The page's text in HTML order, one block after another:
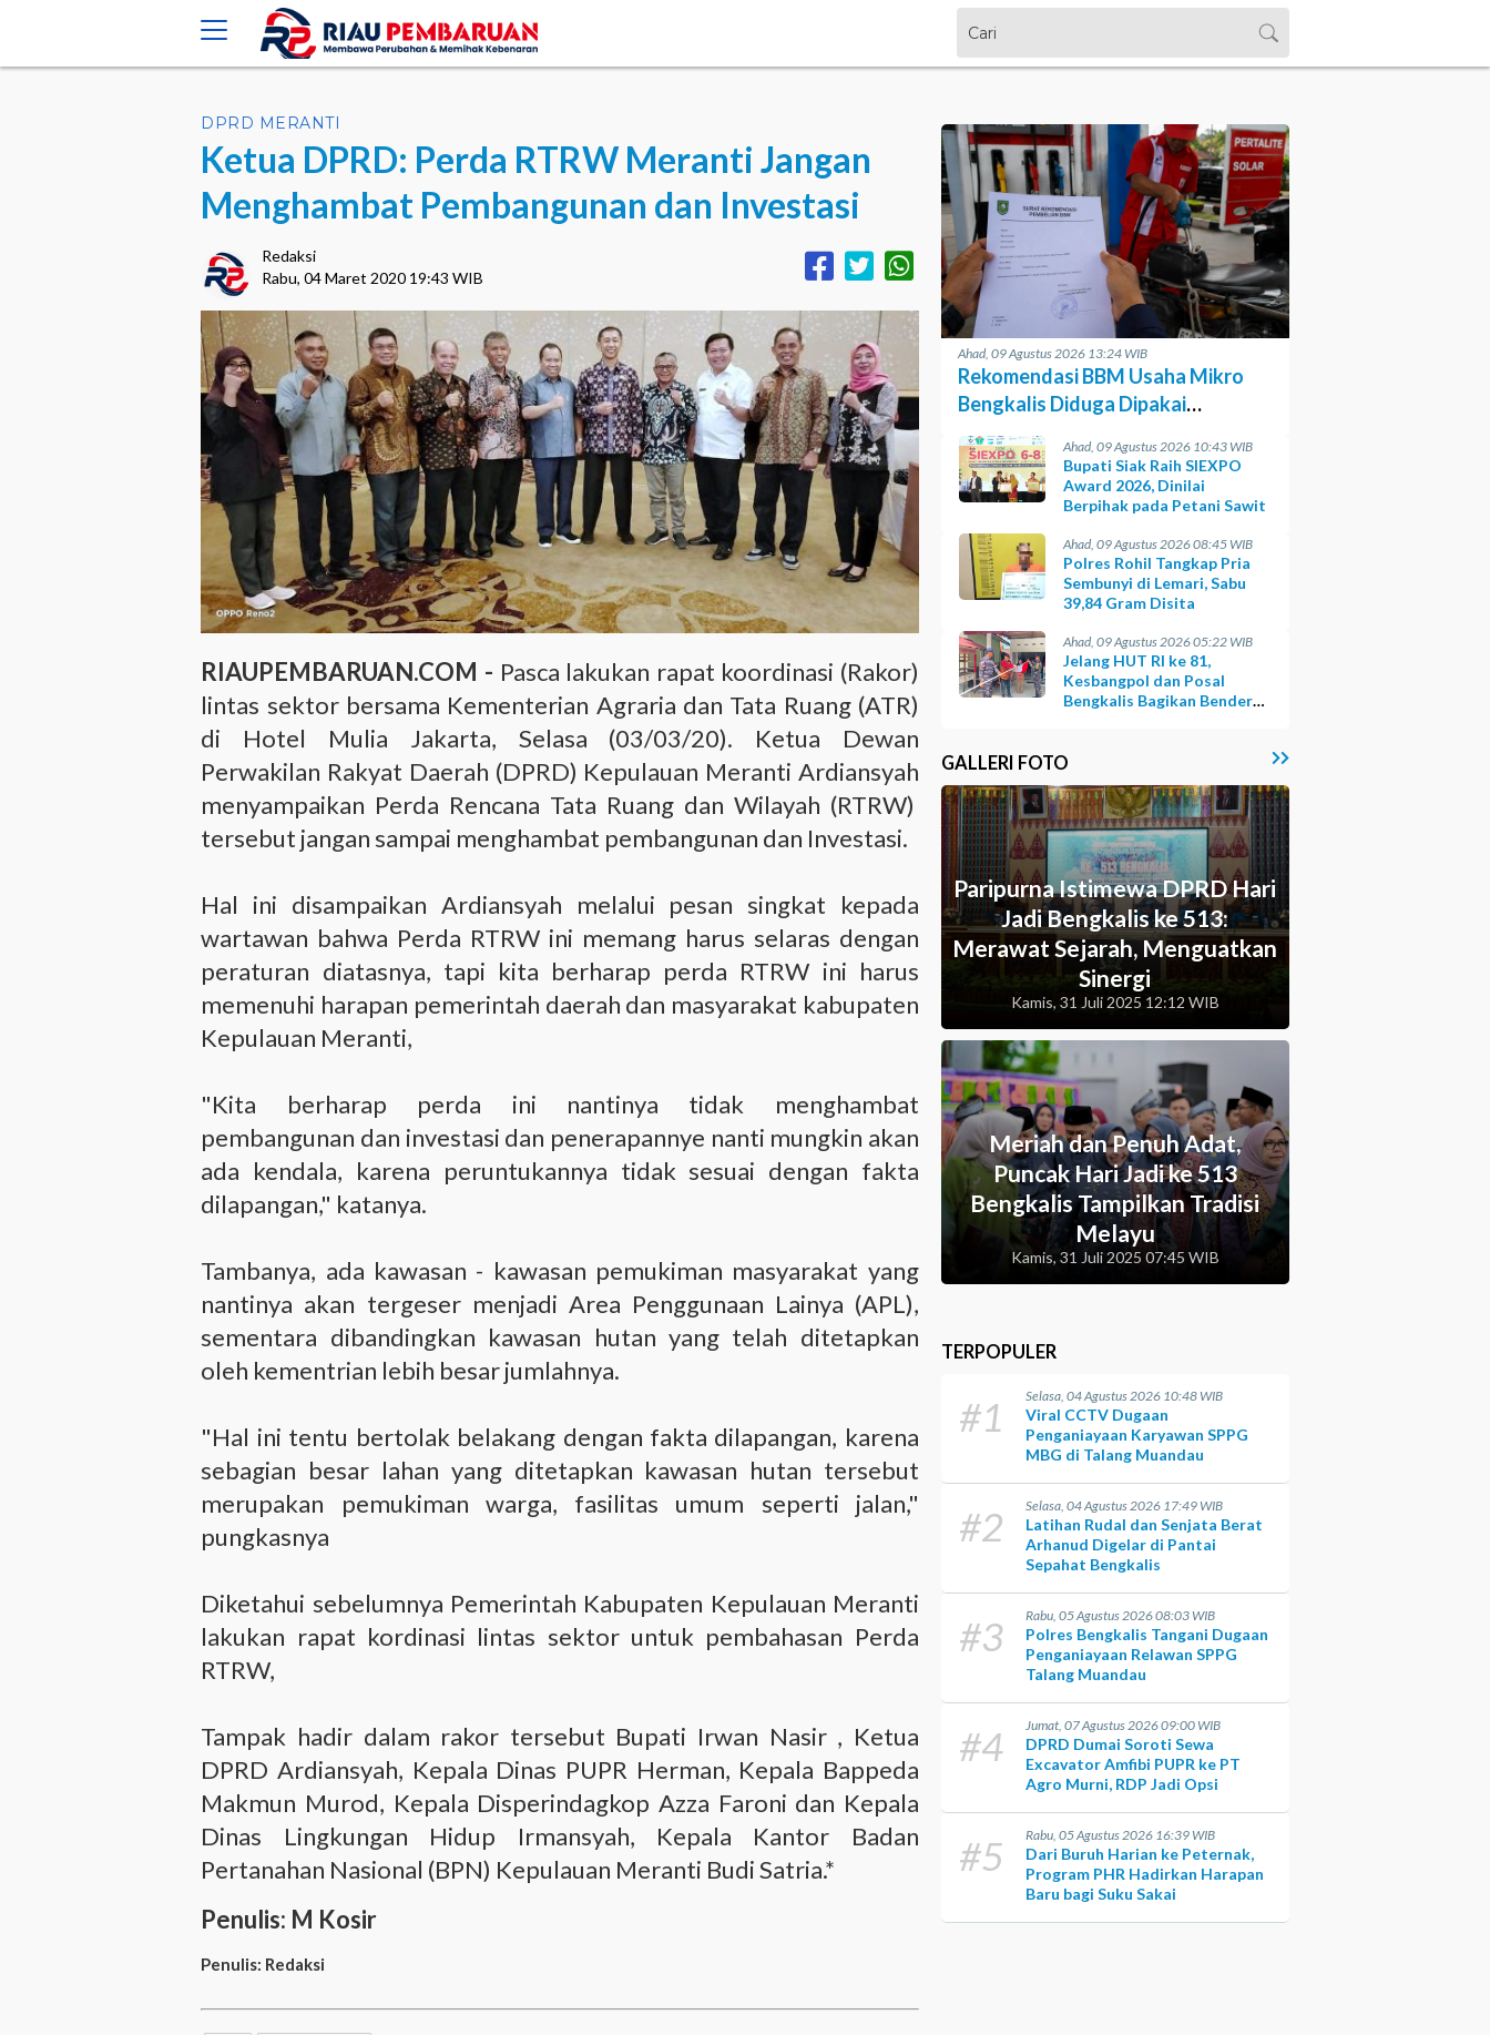
DPRD MERANTI
Ketua DPRD: Perda RTRW Meranti Jangan
Menghambat Pembangunan dan Investasi
Redaksi
Rabu, 04 Maret 2020 19:43 WIB
RIAUPEMBARUAN.COM - Pasca lakukan rapat koordinasi (Rakor)
lintas sektor bersama Kementerian Agraria dan Tata Ruang (ATR)
di Hotel Mulia Jakarta, Selasa (03/03/20). Ketua Dewan
Perwakilan Rakyat Daerah (DPRD) Kepulauan Meranti Ardiansyah
menyampaikan Perda Rencana Tata Ruang dan Wilayah (RTRW)
tersebut jangan sampai menghambat pembangunan dan Investasi.
Hal ini disampaikan Ardiansyah melalui pesan singkat kepada
wartawan bahwa Perda RTRW ini memang harus selaras dengan
peraturan diatasnya, tapi kita berharap perda RTRW ini harus
memenuhi harapan pemerintah daerah dan masyarakat kabupaten
Kepulauan Meranti,
"Kita berharap perda ini nantinya tidak menghambat
pembangunan dan investasi dan penerapannye nanti mungkin akan
ada kendala, karena peruntukannya tidak sesuai dengan fakta
dilapangan," katanya.
Tambanya, ada kawasan - kawasan pemukiman masyarakat yang
nantinya akan tergeser menjadi Area Penggunaan Lainya (APL),
sementara dibandingkan kawasan hutan yang telah ditetapkan
oleh kementrian lebih besar jumlahnya.
"Hal ini tentu bertolak belakang dengan fakta dilapangan, karena
sebagian besar lahan yang ditetapkan kawasan hutan tersebut
merupakan pemukiman warga, fasilitas umum seperti jalan,"
pungkasnya
Diketahui sebelumnya Pemerintah Kabupaten Kepulauan Meranti
lakukan rapat kordinasi lintas sektor untuk pembahasan Perda
RTRW,
Tampak hadir dalam rakor tersebut Bupati Irwan Nasir , Ketua
DPRD Ardiansyah, Kepala Dinas PUPR Herman, Kepala Bappeda
Makmun Murod, Kepala Disperindagkop Azza Faroni dan Kepala
Dinas Lingkungan Hidup Irmansyah, Kepala Kantor Badan
Pertanahan Nasional (BPN) Kepulauan Meranti Budi Satria.*
Penulis: M Kosir
Penulis: Redaksi
Ahad, 09 Agustus 2026 13:24 WIB
Rekomendasi BBM Usaha Mikro
Bengkalis Diduga Dipakai
Pengecer
Ahad, 09 Agustus 2026 10:43 WIB
Bupati Siak Raih SIEXPO
Award 2026, Dinilai
Berpihak pada Petani Sawit
Ahad, 09 Agustus 2026 08:45 WIB
Polres Rohil Tangkap Pria
Sembunyi di Lemari, Sabu
39,84 Gram Disita
Ahad, 09 Agustus 2026 05:22 WIB
Jelang HUT RI ke 81,
Kesbangpol dan Posal
Bengkalis Bagikan Bendera
GALLERI FOTO
Paripurna Istimewa DPRD Hari
Jadi Bengkalis ke 513:
Merawat Sejarah, Menguatkan
Sinergi
Kamis, 31 Juli 2025 12:12 WIB
Meriah dan Penuh Adat,
Puncak Hari Jadi ke 513
Bengkalis Tampilkan Tradisi
Melayu
Kamis, 31 Juli 2025 07:45 WIB
TERPOPULER
#1 Selasa, 04 Agustus 2026 10:48 WIB
Viral CCTV Dugaan
Penganiayaan Karyawan SPPG
MBG di Talang Muandau
#2 Selasa, 04 Agustus 2026 17:49 WIB
Latihan Rudal dan Senjata Berat
Arhanud Digelar di Pantai
Sepahat Bengkalis
#3 Rabu, 05 Agustus 2026 08:03 WIB
Polres Bengkalis Tangani Dugaan
Penganiayaan Relawan SPPG
Talang Muandau
#4 Jumat, 07 Agustus 2026 09:00 WIB
DPRD Dumai Soroti Sewa
Excavator Amfibi PUPR ke PT
Agro Murni, RDP Jadi Opsi
#5 Rabu, 05 Agustus 2026 16:39 WIB
Dari Buruh Harian ke Peternak,
Program PHR Hadirkan Harapan
Baru bagi Suku Sakai